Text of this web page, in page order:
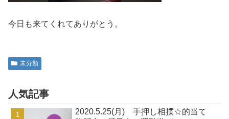
今日も来てくれてありがとう。
未分類
人気記事
2020.5.25(月) 手押し相撲☆的当て